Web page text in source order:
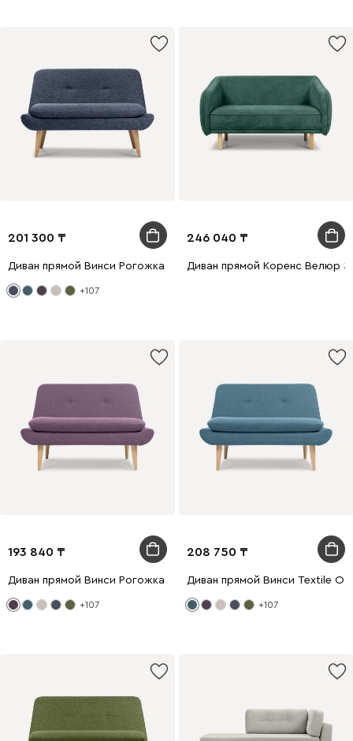
201 300
Диван прямой Винси Рогожка Синий
+107
246 040
Диван прямой Коренс Велюр
193 840
Диван прямой Винси Рогожка Фиолетовый
+107
208 750
Диван прямой Винси Textile
+107